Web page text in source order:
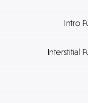
Intro
Interstitial